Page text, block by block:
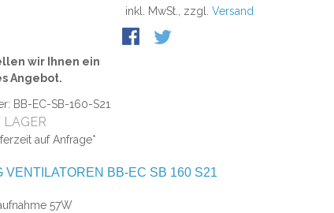
inkl. MwSt., zzgl. Versand
wir Ihnen ein
Angebot.
BB-EC-SB-160-S21
LAGER
auf Anfrage*
VENTILATOREN BB-EC SB 160 S21
57W